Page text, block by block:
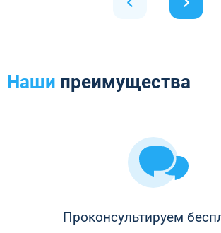
Наши преимущества
Проконсультируем